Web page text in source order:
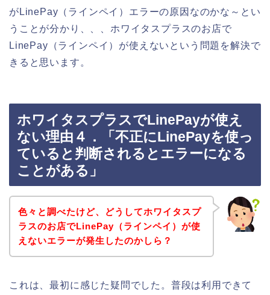
がLinePay（ラインペイ）エラーの原因なのかな～とい
うことが分かり、、、ホワイタスプラスのお店で
LinePay（ラインペイ）が使えないという問題を解決で
きると思います。
ホワイタスプラスでLinePayが使え
ない理由４．「不正にLinePayを使っ
ていると判断されるとエラーになる
ことがある」
色々と調べたけど、どうしてホワイタスプ
ラスのお店でLinePay（ラインペイ）が使
えないエラーが発生したのかしら？
これは、最初に感じた疑問でした。普段は利用できて